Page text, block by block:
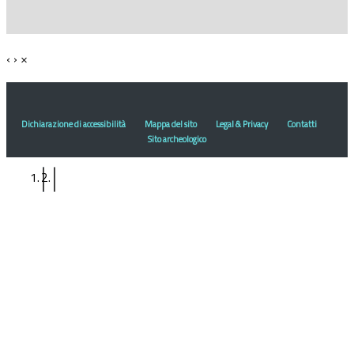
‹ › ×
Dichiarazione di accessibilità Mappa del sito Legal & Privacy
Contatti
Sito archeologico